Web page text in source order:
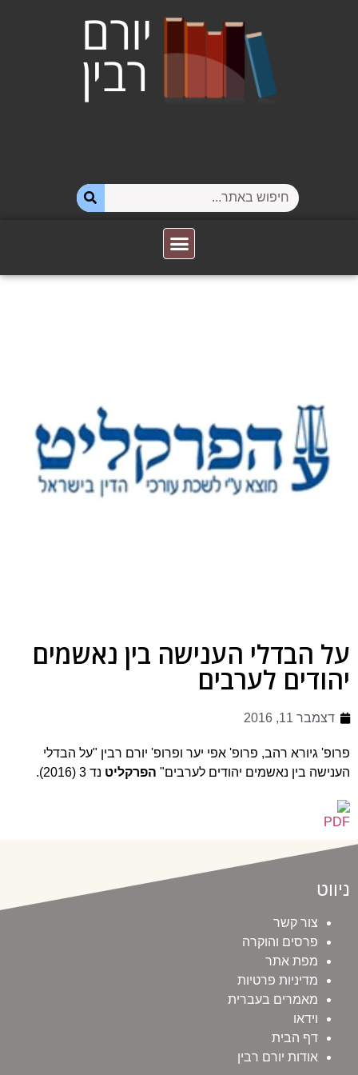
על הבדלי הענישה בין נאשמים
יהודים לערבים
דצמבר 11, 2016
פרופ' גיורא רהב, פרופ' אפי יער ופרופ' יורם רבין "על הבדלי
הענישה בין נאשמים יהודים לערבים" הפרקליט נד 3 (2016).
ניווט
צור קשר
פרסים והוקרה
מפת אתר
מדיניות פרטיות
מאמרים בעברית
וידאו
דף הבית
אודות יורם רבין